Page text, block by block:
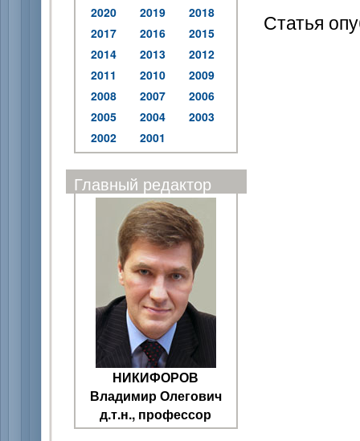
2020
2019
2018
2017
2016
2015
2014
2013
2012
2011
2010
2009
2008
2007
2006
2005
2004
2003
2002
2001
Главный редактор
НИКИФОРОВ
Владимир Олегович
д.т.н., профессор
Статья